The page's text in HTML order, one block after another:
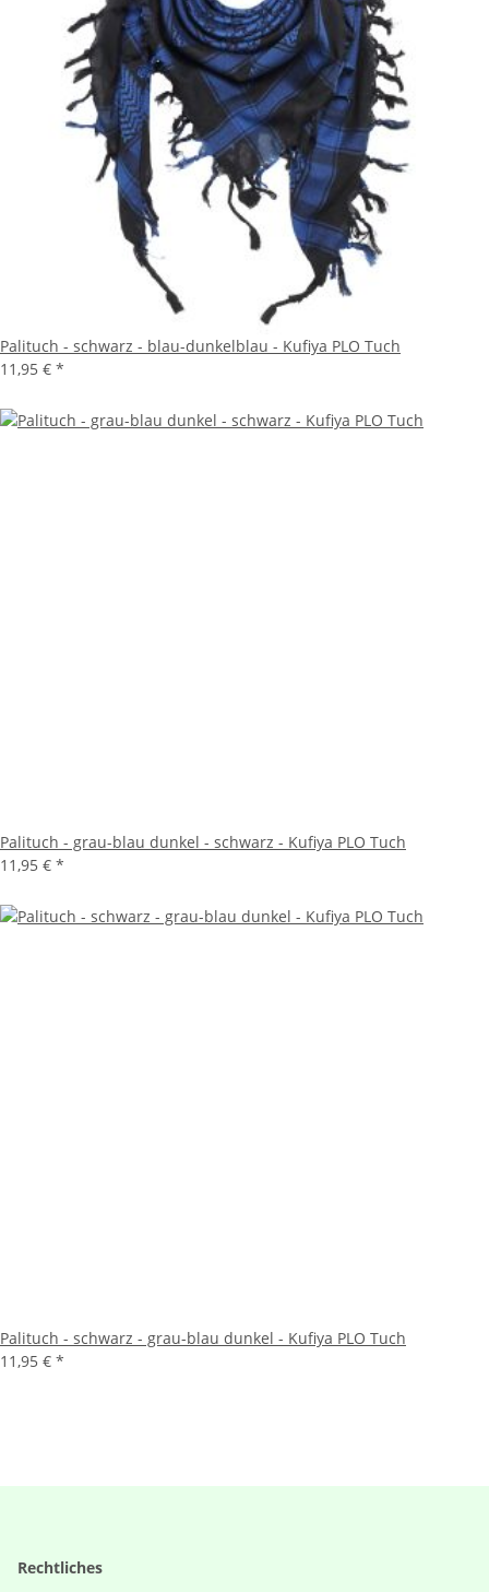
Palituch - schwarz - blau-dunkelblau - Kufiya PLO Tuch
11,95 € *
Palituch - grau-blau dunkel - schwarz - Kufiya PLO Tuch
11,95 € *
Palituch - schwarz - grau-blau dunkel - Kufiya PLO Tuch
11,95 € *
Rechtliches